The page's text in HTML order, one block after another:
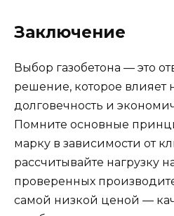
Заключение
Выбор газобетона — это
решение, которое влияет
долговечность и
Помните основные
марку в зависимости от
рассчитывайте нагрузку
проверенных
самой низкой ценой —